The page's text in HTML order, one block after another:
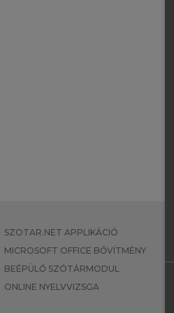
SZOTAR.NET APPLIKÁCIÓ
MICROSOFT OFFICE BŐVÍTMÉNY
BEÉPÜLŐ SZÓTÁRMODUL
ONLINE NYELVVIZSGA